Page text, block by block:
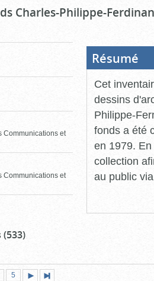
Charles-Philippe-
Communications et
Communications et
Résumé
Cet
dessins
Philippe-
fonds a été
en 1979.
collection
au public
Page
5